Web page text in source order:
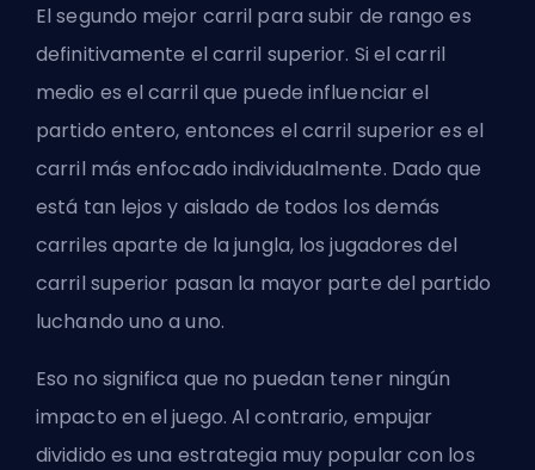
El segundo mejor carril para subir de rango es
definitivamente el carril superior. Si el carril
medio es el carril que puede influenciar el
partido entero, entonces el carril superior es el
carril más enfocado individualmente. Dado que
está tan lejos y aislado de todos los demás
carriles aparte de la jungla, los jugadores del
carril superior pasan la mayor parte del partido
luchando uno a uno.
Eso no significa que no puedan tener ningún
impacto en el juego. Al contrario, empujar
dividido es una estrategia muy popular con los